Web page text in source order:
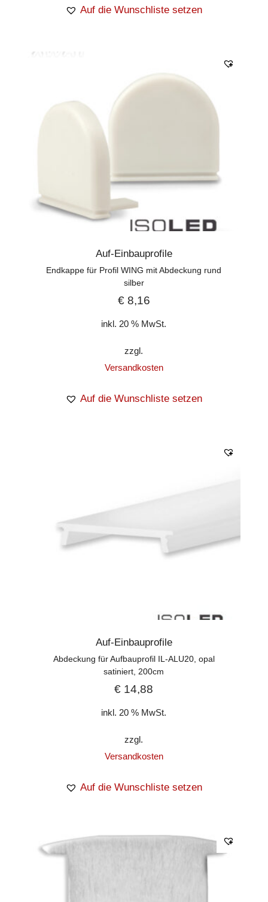
Auf die Wunschliste setzen
Auf-Einbauprofile
Endkappe für Profil WING mit Abdeckung rund
silber
€8,16
inkl. 20 % MwSt.
zzgl.
Versandkosten
Auf die Wunschliste setzen
Auf-Einbauprofile
Abdeckung für Aufbauprofil IL-ALU20, opal
satiniert, 200cm
€ 14,88
inkl. 20 % MwSt.
zzgl.
Versandkosten
Auf die Wunschliste setzen